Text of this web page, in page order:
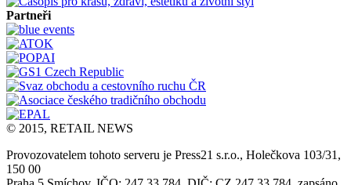
Partneři
© 2015, RETAIL NEWS
Provozovatelem tohoto serveru je Press21 s.r.o., Holečkova 103/31,
150 00